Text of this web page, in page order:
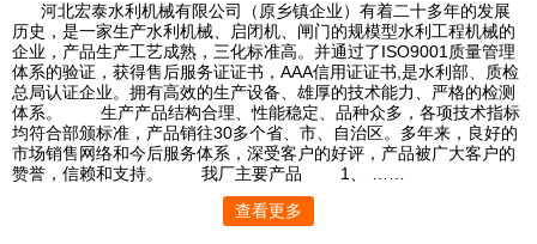
河北宏泰水利机械有限公司（原乡镇企业）有着二十多年的发展
历史，是一家生产水利机械、启闭机、闸门的规模型水利工程机械的
企业，产品生产工艺成熟，三化标准高。并通过了ISO9001质量管理
体系的验证，获得售后服务证证书，AAA信用证证书,是水利部、质检
总局认证企业。拥有高效的生产设备、雄厚的技术能力、严格的检测
体系。 生产产品结构合理、性能稳定、品种众多，各项技术指标
均符合部颁标准，产品销往30多个省、市、自治区。多年来，良好的
市场销售网络和今后服务体系，深受客户的好评，产品被广大客户的
赞誉，信赖和支持。 我厂主要产品 1、 ……
查看更多